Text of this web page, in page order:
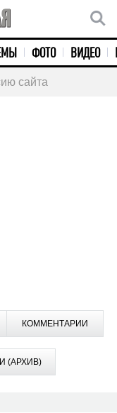
ФОТО ВИДЕО
сайта
КОММЕНТАРИИ
(АРХИВ)